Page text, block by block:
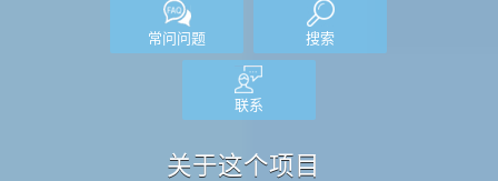
常问问题 搜索
联系
关于这个项目